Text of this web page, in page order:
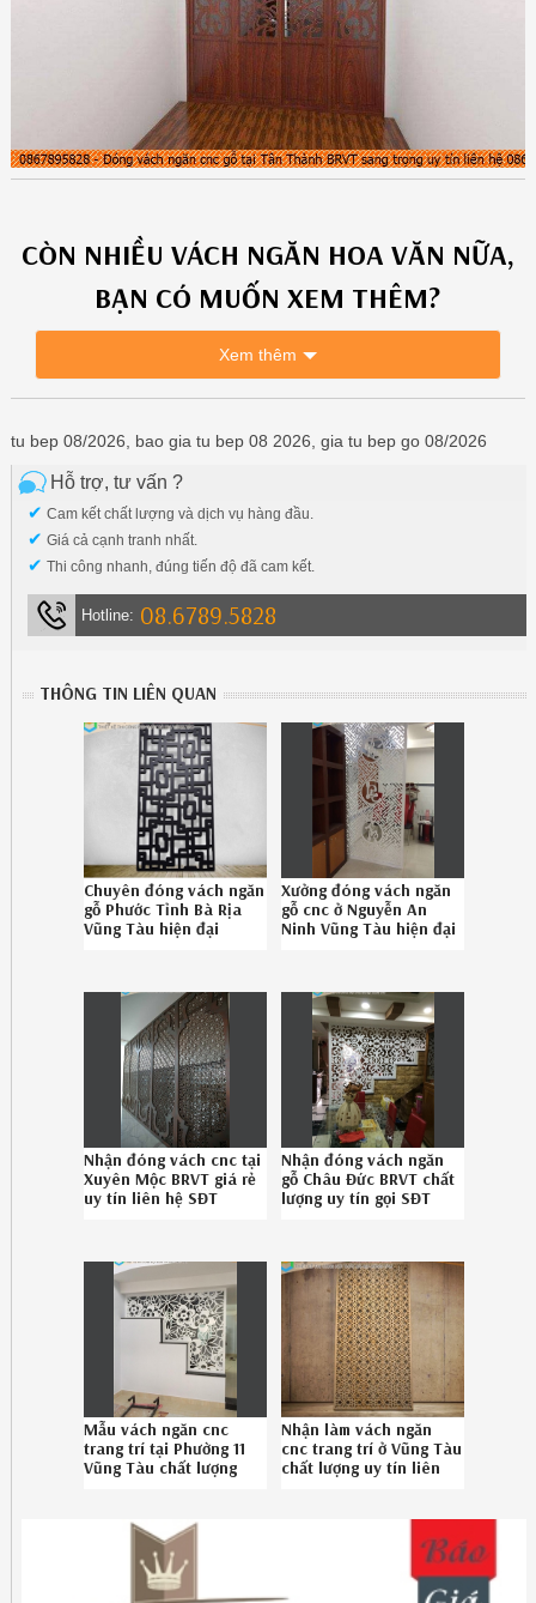
CÒN NHIỀU VÁCH NGĂN HOA VĂN NỮA,
BẠN CÓ MUỐN XEM THÊM?
Xem thêm
tu bep 08/2026, bao gia tu bep 08 2026, gia tu bep go 08/2026
Hỗ trợ, tư vấn ?
✔ Cam kết chất lượng và dịch vụ hàng đầu.
✔ Giá cả cạnh tranh nhất.
✔ Thi công nhanh, đúng tiến độ đã cam kết.
Hotline: 08.6789.5828
THÔNG TIN LIÊN QUAN
Chuyên đóng vách ngăn
gỗ Phước Tỉnh Bà Rịa
Vũng Tàu hiện đại
Xưởng đóng vách ngăn
gỗ cnc ở Nguyễn An
Ninh Vũng Tàu hiện đại
Nhận đóng vách cnc tại
Xuyên Mộc BRVT giá rẻ
uy tín liên hệ SĐT
Nhận đóng vách ngăn
gỗ Châu Đức BRVT chất
lượng uy tín gọi SĐT
Mẫu vách ngăn cnc
trang trí tại Phường 11
Vũng Tàu chất lượng
Nhận làm vách ngăn
cnc trang trí ở Vũng Tàu
chất lượng uy tín liên